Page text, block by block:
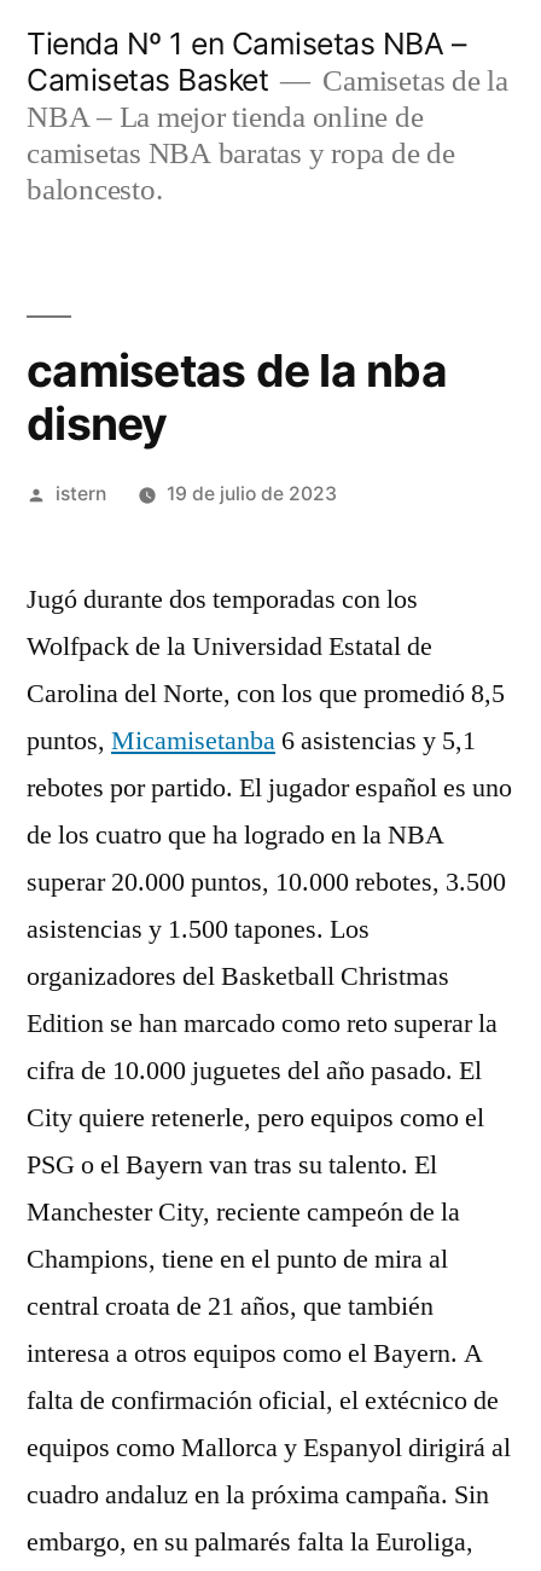
contenido
Tienda Nº 1 en Camisetas NBA –
Camisetas Basket
Camisetas de la
NBA – La mejor tienda online de
camisetas NBA baratas y ropa de de
baloncesto.
camisetas de la nba
disney
Publicado
istern 19 de julio de 2023
Jugó durante dos temporadas con los
Wolfpack de la Universidad Estatal de
Carolina del Norte, con los que promedió 8,5
puntos, Micamisetanba 6 asistencias y 5,1
rebotes por partido. El jugador español es uno
de los cuatro que ha logrado en la NBA
superar 20.000 puntos, 10.000 rebotes, 3.500
asistencias y 1.500 tapones. Los
organizadores del Basketball Christmas
Edition se han marcado como reto superar la
cifra de 10.000 juguetes del año pasado. El
City quiere retenerle, pero equipos como el
PSG o el Bayern van tras su talento. El
Manchester City, reciente campeón de la
Champions, tiene en el punto de mira al
central croata de 21 años, que también
interesa a otros equipos como el Bayern. A
falta de confirmación oficial, el extécnico de
equipos como Mallorca y Espanyol dirigirá al
cuadro andaluz en la próxima campaña. Sin
embargo, en su palmarés falta la Euroliga,